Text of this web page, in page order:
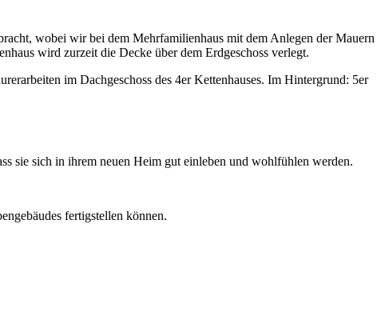
wobei wir bei dem Mehrfamilienhaus mit dem Anlegen der Mauern
wird zurzeit die Decke über dem Erdgeschoss verlegt.
im Dachgeschoss des 4er Kettenhauses. Im Hintergrund: 5er
sie sich in ihrem neuen Heim gut einleben und wohlfühlen werden.
fertigstellen können.